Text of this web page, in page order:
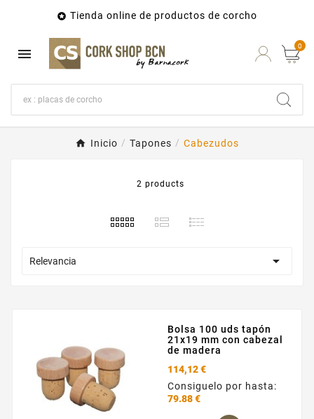
 Tienda online de productos de corcho
 0
Inicio Tapones Cabezudos
2 products
Relevancia 
Bolsa 100 uds tapón
21x19 mm con cabezal
de madera
114,12 €
Consiguelo por hasta:
79.88 €